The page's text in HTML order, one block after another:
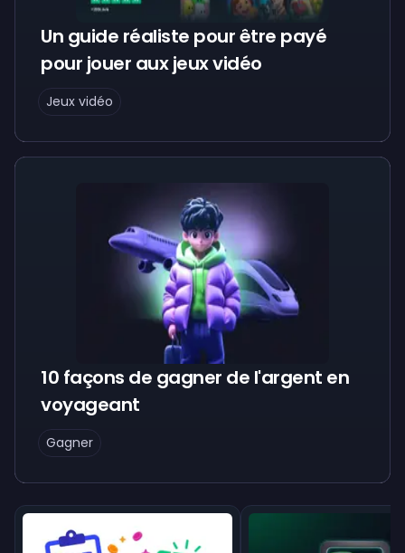
Un guide réaliste pour être payé
pour jouer aux jeux vidéo
Jeux vidéo
10 façons de gagner de l'argent en
voyageant
Gagner